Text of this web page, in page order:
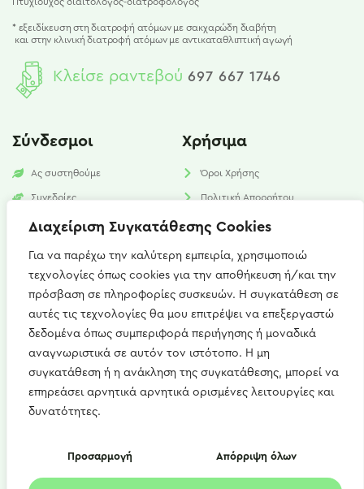
Διαχείριση Συγκατάθεσης Cookies
Για να παρέχω την καλύτερη εμπειρία, χρησιμοποιώ
τεχνολογίες όπως cookies για την αποθήκευση ή/και την
πρόσβαση σε πληροφορίες συσκευών. Η συγκατάθεση σε
αυτές τις τεχνολογίες θα μου επιτρέψει να επεξεργαστώ
δεδομένα όπως συμπεριφορά περιήγησης ή μοναδικά
αναγνωριστικά σε αυτόν τον ιστότοπο. Η μη
συγκατάθεση ή η ανάκληση της συγκατάθεσης, μπορεί να
επηρεάσει αρνητικά αρνητικά ορισμένες λειτουργίες και
δυνατότητες.
Προσαρμογή Απόρριψη όλων
* εξειδίκευση στη διατροφή ατόμων με σακχαρώδη διαβήτη
και στην κλινική διατροφή ατόμων με αντικαταθλιπτική αγωγή
Κλείσε ραντεβού 697 667 1746
Σύνδεσμοι
Ας συστηθούμε
Συνεδρίες
Υπηρεσίες
Χρήσιμα
Όροι Χρήσης
Πολιτική Απορρήτου
Πολιτική Cookies​
Επικοινωνία
+(30) 697 667 1746
artemis.zerdeli@gmail.com
Δευ - Παρ : 09:00 - 21:00
Copyright © 2022 diet4u.gr | Άρτεμις Ζερδελή